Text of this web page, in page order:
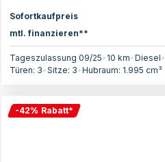
Sofortkaufpreis
mtl. finanzieren**
Tageszulassung 09/25• 10 km•Diesel•
Türen: 3•Sitze: 3•Hubraum: 1.995 cm³
-42% Rabatt*